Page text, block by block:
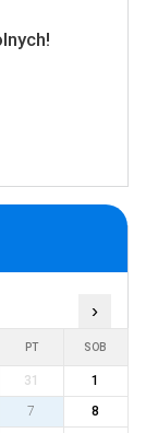
›
PT SOB
31
1
7
8